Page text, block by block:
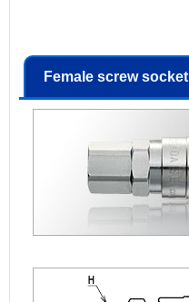
Female screw socket